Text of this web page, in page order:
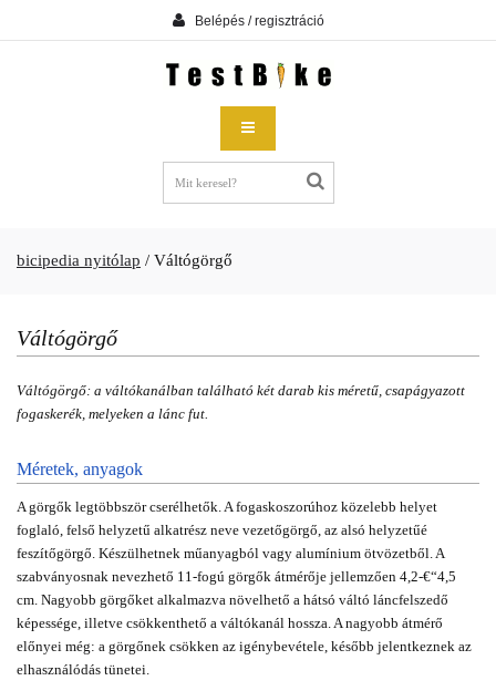
Belépés / regisztráció
bicipedia nyitólap / Váltógörgő
Váltógörgő
Váltógörgő: a váltókanálban található két darab kis méretű, csapágyazott
fogaskerék, melyeken a lánc fut.
Méretek, anyagok
A görgők legtöbbször cserélhetők. A fogaskoszorúhoz közelebb helyet
foglaló, felső helyzetű alkatrész neve vezetőgörgő, az alsó helyzetűé
feszítőgörgő. Készülhetnek műanyagból vagy alumínium ötvözetből. A
szabványosnak nevezhető 11-fogú görgők átmérője jellemzően 4,2-€“4,5
cm. Nagyobb görgőket alkalmazva növelhető a hátsó váltó láncfelszedő
képessége, illetve csökkenthető a váltókanál hossza. A nagyobb átmérő
előnyei még: a görgőnek csökken az igénybevétele, később jelentkeznek az
elhasználódás tünetei.